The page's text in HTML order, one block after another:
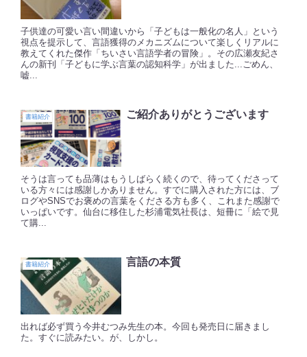
子供達の可愛い言い間違いから「子どもは一般化の名人」という
視点を提示して、言語獲得のメカニズムについて楽しくリアルに
教えてくれた傑作「ちいさい言語学者の冒険」。その広瀬友紀さ
んの新刊「子どもに学ぶ言葉の認知科学」が出ました...ごめん、
嘘...
書籍紹介 ご紹介ありがとうございます
そうは言っても品薄はもうしばらく続くので、待ってくださって
いる方々には感謝しかありません。すでに購入された方には、ブ
ログやSNSでお褒めの言葉をくださる方も多く、これまた感謝で
いっぱいです。仙台に移住した杉浦電気社長は、短冊に「絵で見
て購...
書籍紹介 言語の本質
出れば必ず買う今井むつみ先生の本。今回も発売日に届きまし
た。すぐに読みたい。が、しかし。